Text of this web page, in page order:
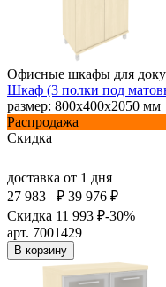
Офисные шкафы для
Шкаф (3 полки под
размер: 800х400х2050 мм
Распродажа
Скидка
доставка от 1 дня
27 983
₽ 39 976 ₽
Скидка 11 993 ₽-30%
арт. 7001429
В корзину